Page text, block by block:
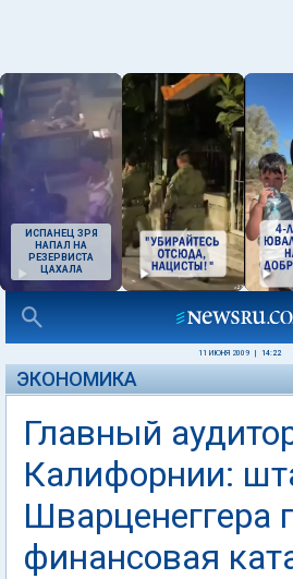
ИСПАНЕЦ ЗРЯ
НАПАЛ НА
РЕЗЕРВИСТА
ЦАХАЛА
11 ИЮНЯ 2009 14:22
ЭКОНОМИКА
Главный
Калифорнии:
Шварценеггера
финансовая